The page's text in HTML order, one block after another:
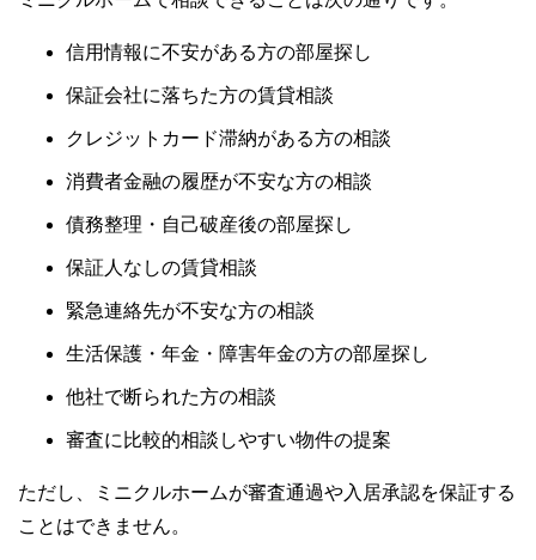
信用情報に不安がある方の部屋探し
保証会社に落ちた方の賃貸相談
クレジットカード滞納がある方の相談
消費者金融の履歴が不安な方の相談
債務整理・自己破産後の部屋探し
保証人なしの賃貸相談
緊急連絡先が不安な方の相談
生活保護・年金・障害年金の方の部屋探し
他社で断られた方の相談
審査に比較的相談しやすい物件の提案
ただし、ミニクルホームが審査通過や入居承認を保証する
ことはできません。